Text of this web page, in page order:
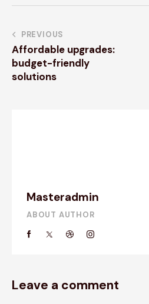
PREVIOUS
Affordable upgrades:
budget-friendly
solutions
Masteradmin
ABOUT AUTHOR
Leave a comment